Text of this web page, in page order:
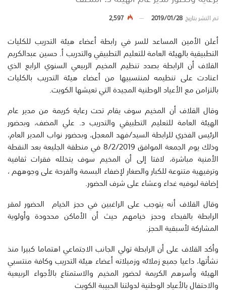
تم النشر بتاريخ2019/01/28
2,597
أعلن الأمين المساعد للسر في رابطة أعضاء هيئة التدريب للكليات
التطبيقية بالهيئة العامة للتعليم التطبيقي والتدريب أ. حسين عبدالكريم
القلاف أن الرابطة بصدد تنظيم المخيم الربيعي السنوي الرابع الذي
اعتادت على تنظيمه لمنتسبيها من أعضاء هيئة التدريب بالكليات
بالتزامن مع الأعياد الوطنية المجيدة التي تعيشها الكويت.
وقال القلاف أن المخيم سوف يقام تحت رعاية كريمة من مدير عام
الهيئة العامة للتعليم التطبيقي والتدريب د. علي المضف، وبحضور
الرئيس الفخري للرابطة السيد/فهد المعجل، وبحضور نواب المدير العام،
وذلك يوم الجمعة الموافق 8/2/2019 في منطقة الجليعة بعد النقطة
الأمنية مباشرة، لافتا إلى أن المخيم سوف يتخلله فقرات ثقافية
وترفيهية متنوعة للكبار والصغار لإضفاء البسمة والفرحة على وجوههم ،
إضافة لبوفيه غداء وعشاء على شرف الحضور.
وقال القلاف أنه يتوجب على الراغبين في حجز الخيام الحضور لمقر
الرابطة بالفيحاء وحجز خيامهم حيث أن الأماكن محدودة وأولوية
المشاركة لأسبقية الحجز.
وأكد القلاف على أن الرابطة تولي الجانب الاجتماعي اهتماما كبيرا منذ
نشأتها، داعيا جميع زملائه وزميلاته أعضاء هيئة التدريب وكافة منتسبي
الهيئة وأسرهم الكريمة لحضور المخيم والاستمتاع بالأجواء الربيعية
والاحتفال بالأعياد الوطنية لدولتنا الحبيبة الكويت